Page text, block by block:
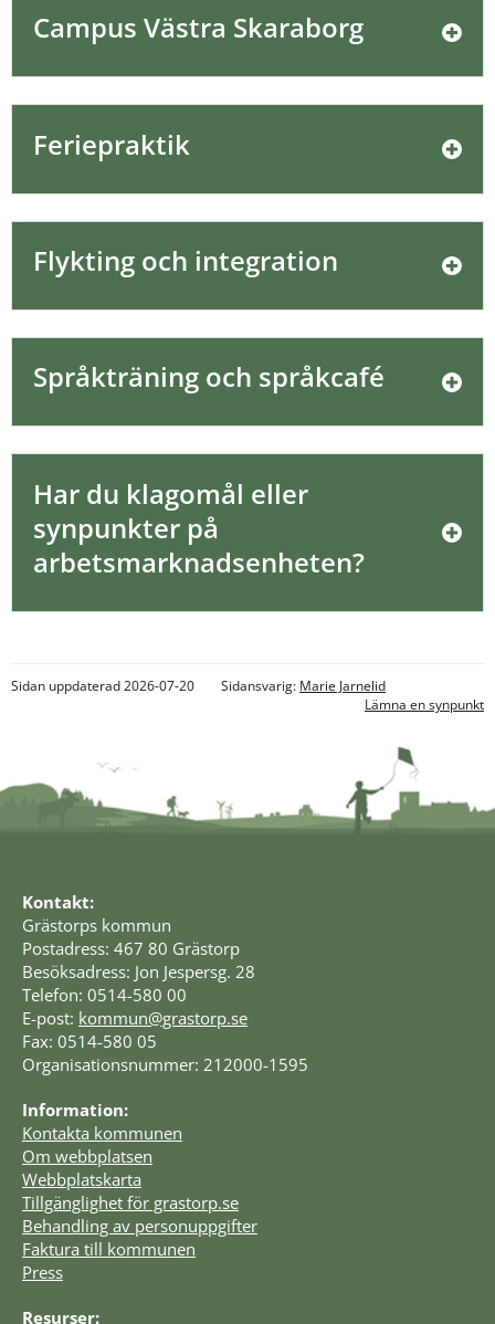
Campus Västra Skaraborg
Feriepraktik
Flykting och integration
Språkträning och språkcafé
Har du klagomål eller
synpunkter på
arbetsmarknadsenheten?
Sidan uppdaterad 2026-07-20 Sidansvarig: Marie Jarnelid
Lämna en synpunkt
Kontakt:
Grästorps kommun
Postadress: 467 80 Grästorp
Besöksadress: Jon Jespersg. 28
Telefon: 0514-580 00
E-post: kommun@grastorp.se
Fax: 0514-580 05
Organisationsnummer: 212000-1595
Information:
Kontakta kommunen
Om webbplatsen
Webbplatskarta
Tillgänglighet för grastorp.se
Behandling av personuppgifter
Faktura till kommunen
Press
Resurser: